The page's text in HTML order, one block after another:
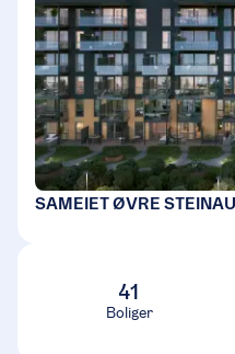
SAMEIET ØVRE
41
Boliger